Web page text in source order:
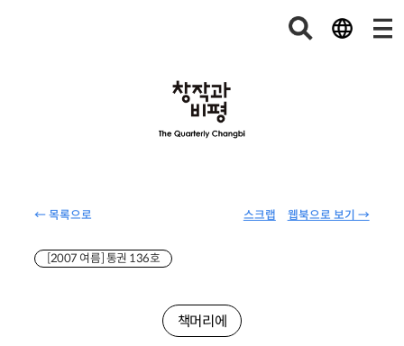
← 목록으로 웹북으로 보기 →
스크랩
[2007 여름] 통권 136호
책머리에